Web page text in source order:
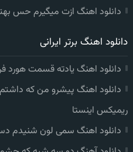
دانلود اهنگ ازت میگیرم حس
دانلود اهنگ برتر ایرانی
دانلود اهنگ یادته قسمت هورد
دانلود اهنگ پیشرو من که
ریمیکس اینستا
دانلود اهنگ سمی لون شنیدم